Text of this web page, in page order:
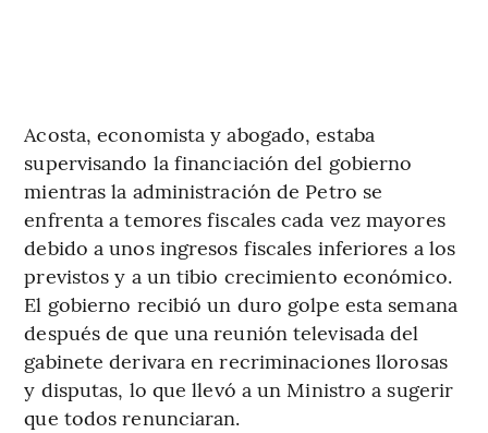
Acosta, economista y abogado, estaba
supervisando la financiación del gobierno
mientras la administración de Petro se
enfrenta a temores fiscales cada vez mayores
debido a unos ingresos fiscales inferiores a los
previstos y a un tibio crecimiento económico.
El gobierno recibió un duro golpe esta semana
después de que una reunión televisada del
gabinete derivara en recriminaciones llorosas
y disputas, lo que llevó a un Ministro a sugerir
que todos renunciaran.